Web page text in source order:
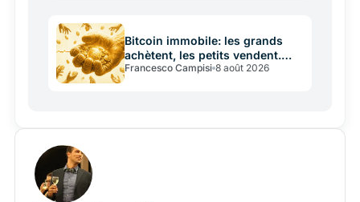
Bitcoin immobile: les grands
achètent, les petits vendent.
Pourquoi?
Francesco Campisi 8 août 2026